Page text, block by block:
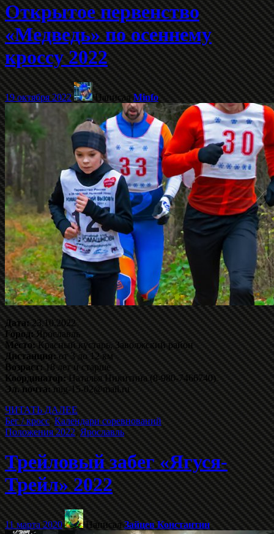
Открытое первенство
«Медведь» по осеннему
кроссу 2022
19 октября 2022 НаписалMinfo
Дата:23.10.2022
Город:Ярославль
Место:Красный кустарь, Заволжский район
Дистанция:от 3 до 12 км
Возраст:18 лет и старше
Координатор:Наталья Никитина (8-980-7466740)
Эл. почта:mig-15-02@mail.ru
ЧИТАТЬ ДАЛЕЕ
Бег / кросс,Календари соревнований
Положения 2022,Ярославль
Трейловый забег «Ягуся-
Трейл» 2022
11 марта 2020 НаписалЗайцев Константин